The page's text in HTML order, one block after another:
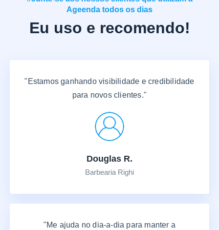
Ageenda todos os dias
Eu uso e recomendo!
"Estamos ganhando visibilidade e credibilidade
para novos clientes."
Douglas R.
Barbearia Righi
"Me ajuda no dia-a-dia para manter a